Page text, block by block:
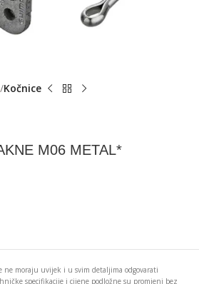
Kočnice
M06 METAL*
moraju uvijek i u svim detaljima odgovarati
specifikacije i cijene podložne su promjeni bez